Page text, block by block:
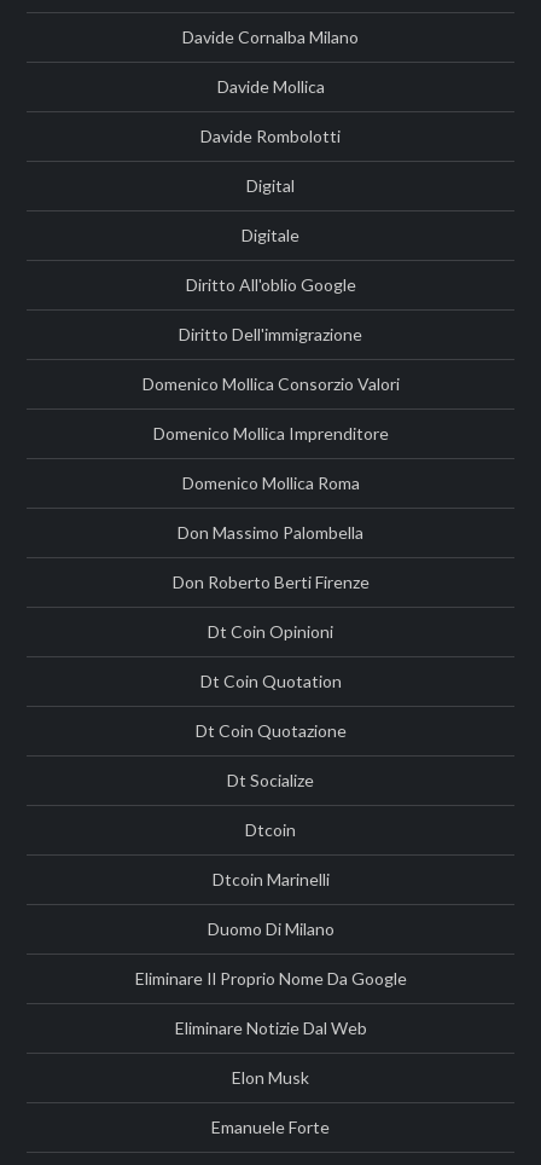
Davide Cornalba Milano
Davide Mollica
Davide Rombolotti
Digital
Digitale
Diritto All'oblio Google
Diritto Dell'immigrazione
Domenico Mollica Consorzio Valori
Domenico Mollica Imprenditore
Domenico Mollica Roma
Don Massimo Palombella
Don Roberto Berti Firenze
Dt Coin Opinioni
Dt Coin Quotation
Dt Coin Quotazione
Dt Socialize
Dtcoin
Dtcoin Marinelli
Duomo Di Milano
Eliminare Il Proprio Nome Da Google
Eliminare Notizie Dal Web
Elon Musk
Emanuele Forte